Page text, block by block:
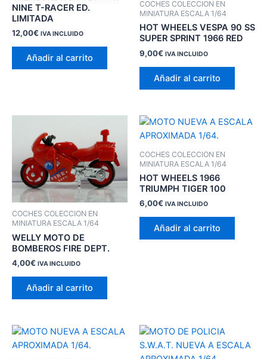
NINE T-RACER ED.
LIMITADA
12,00€ IVA INCLUIDO
Añadir al carrito
COCHES COLECCION EN
MINIATURA ESCALA 1/64
HOT WHEELS VESPA 90 SS
SUPER SPRINT 1966 RED
9,00€ IVA INCLUIDO
Añadir al carrito
COCHES COLECCION EN
MINIATURA ESCALA 1/64
WELLY MOTO DE
BOMBEROS FIRE DEPT.
4,00€ IVA INCLUIDO
Añadir al carrito
COCHES COLECCION EN
MINIATURA ESCALA 1/64
HOT WHEELS 1966
TRIUMPH TIGER 100
6,00€ IVA INCLUIDO
Añadir al carrito